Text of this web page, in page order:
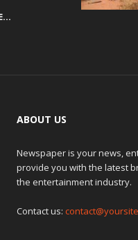
ABOUT US
Newspaper is your news,
provide you with the latest
the entertainment industry.
Contact us: